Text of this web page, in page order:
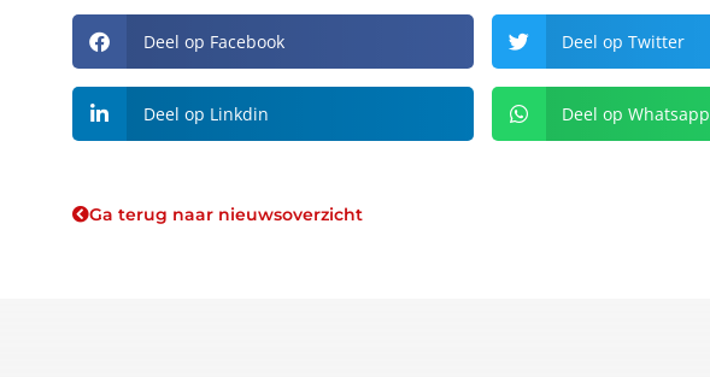
Deel op Facebook Deel op Twitter
Deel op Linkdin Deel op Whatsapp
Ga terug naar nieuwsoverzicht